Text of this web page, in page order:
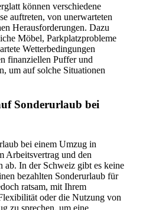
können verschiedene
auftreten, von unerwarteten
Herausforderungen. Dazu
Möbel, Parkplatzprobleme
Wetterbedingungen
finanziellen Puffer und
um auf solche Situationen
Sonderurlaub bei
bei einem Umzug in
Arbeitsvertrag und den
ab. In der Schweiz gibt es keine
bezahlten Sonderurlaub für
ratsam, mit Ihrem
oder die Nutzung von
zu sprechen, um eine